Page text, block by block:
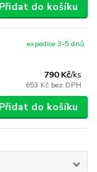
Přidat do košíku
790 Kč/ks
653 Kč bez DPH
expedice 3-5 dnů
Přidat do košíku